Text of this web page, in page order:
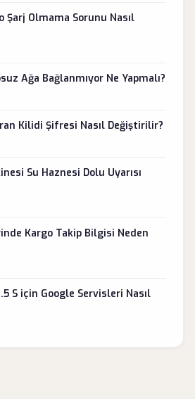
Şarj Olmama Sorunu Nasıl
Ağa Bağlanmıyor Ne Yapmalı?
Kilidi Şifresi Nasıl Değiştirilir?
Su Haznesi Dolu Uyarısı
Kargo Takip Bilgisi Neden
S için Google Servisleri Nasıl